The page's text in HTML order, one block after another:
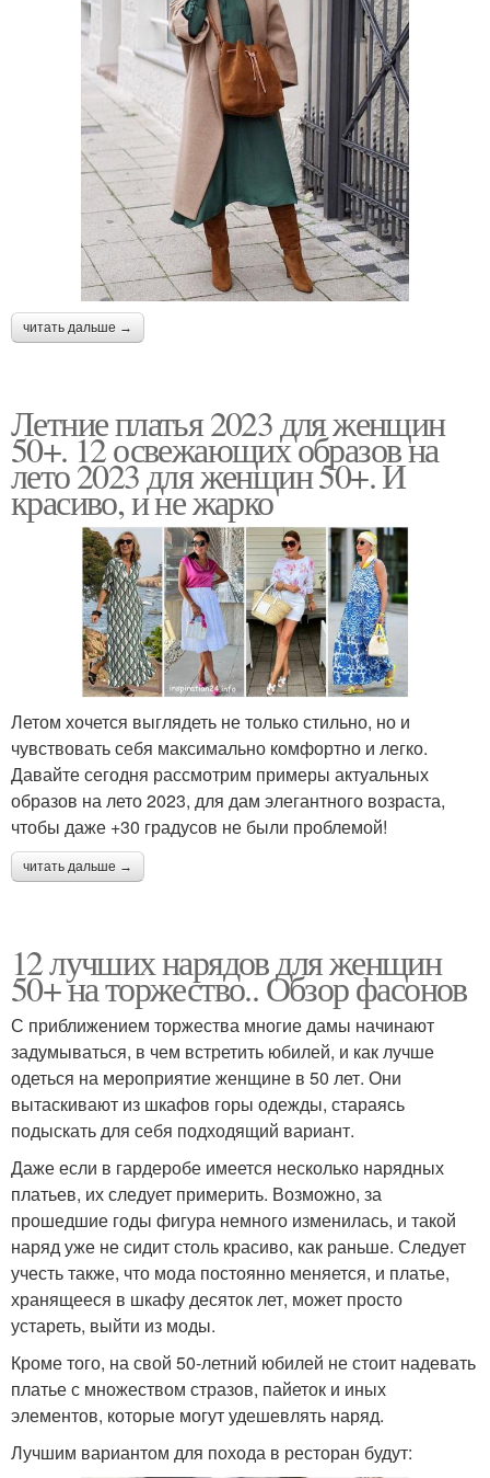
читать дальше →
Летние платья 2023 для женщин
50+. 12 освежающих образов на
лето 2023 для женщин 50+. И
красиво, и не жарко
Летом хочется выглядеть не только стильно, но и
чувствовать себя максимально комфортно и легко.
Давайте сегодня рассмотрим примеры актуальных
образов на лето 2023, для дам элегантного возраста,
чтобы даже +30 градусов не были проблемой!
читать дальше →
12 лучших нарядов для женщин
50+ на торжество.. Обзор фасонов
С приближением торжества многие дамы начинают
задумываться, в чем встретить юбилей, и как лучше
одеться на мероприятие женщине в 50 лет. Они
вытаскивают из шкафов горы одежды, стараясь
подыскать для себя подходящий вариант.
Даже если в гардеробе имеется несколько нарядных
платьев, их следует примерить. Возможно, за
прошедшие годы фигура немного изменилась, и такой
наряд уже не сидит столь красиво, как раньше. Следует
учесть также, что мода постоянно меняется, и платье,
хранящееся в шкафу десяток лет, может просто
устареть, выйти из моды.
Кроме того, на свой 50-летний юбилей не стоит надевать
платье с множеством стразов, пайеток и иных
элементов, которые могут удешевлять наряд.
Лучшим вариантом для похода в ресторан будут: